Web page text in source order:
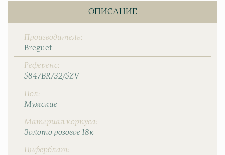
ОПИСАНИЕ
Производитель
Breguet
Референс
5847BR/32/5ZV
Пол
Мужские
Материал корпуса
Золото розовое 18к
Циферблат